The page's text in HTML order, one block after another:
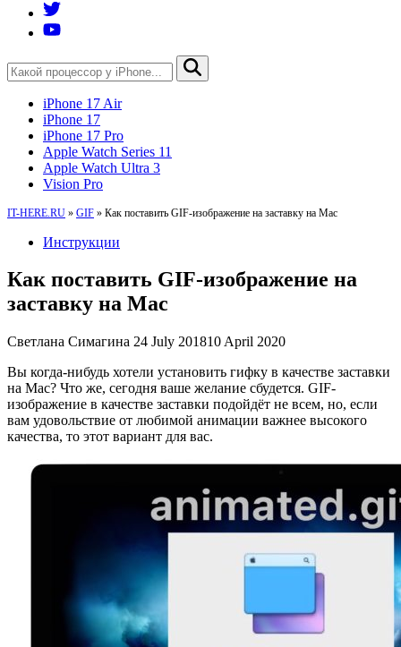
iPhone 17 Air
iPhone 17
iPhone 17 Pro
Apple Watch Series 11
Apple Watch Ultra 3
Vision Pro
IT-HERE.RU » GIF » Как поставить GIF-изображение на заставку на Mac
Инструкции
Как поставить GIF-изображение на
заставку на Mac
Светлана Симагина 24 July 201810 April 2020
Вы когда-нибудь хотели установить гифку в качестве заставки
на Mac? Что же, сегодня ваше желание сбудется. GIF-
изображение в качестве заставки подойдёт не всем, но, если
вам удовольствие от любимой анимации важнее высокого
качества, то этот вариант для вас.